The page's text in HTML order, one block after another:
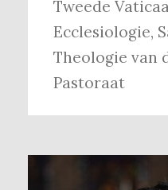
Tweede
Ecclesiologie,
Theologie van
Pastoraat